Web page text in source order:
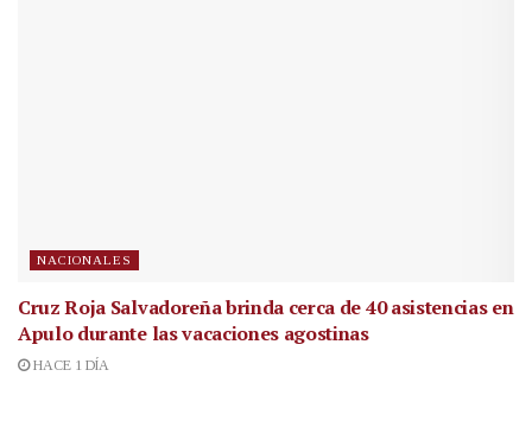
NACIONALES
Cruz Roja Salvadoreña brinda cerca de 40 asistencias en
Apulo durante las vacaciones agostinas
HACE 1 DÍA